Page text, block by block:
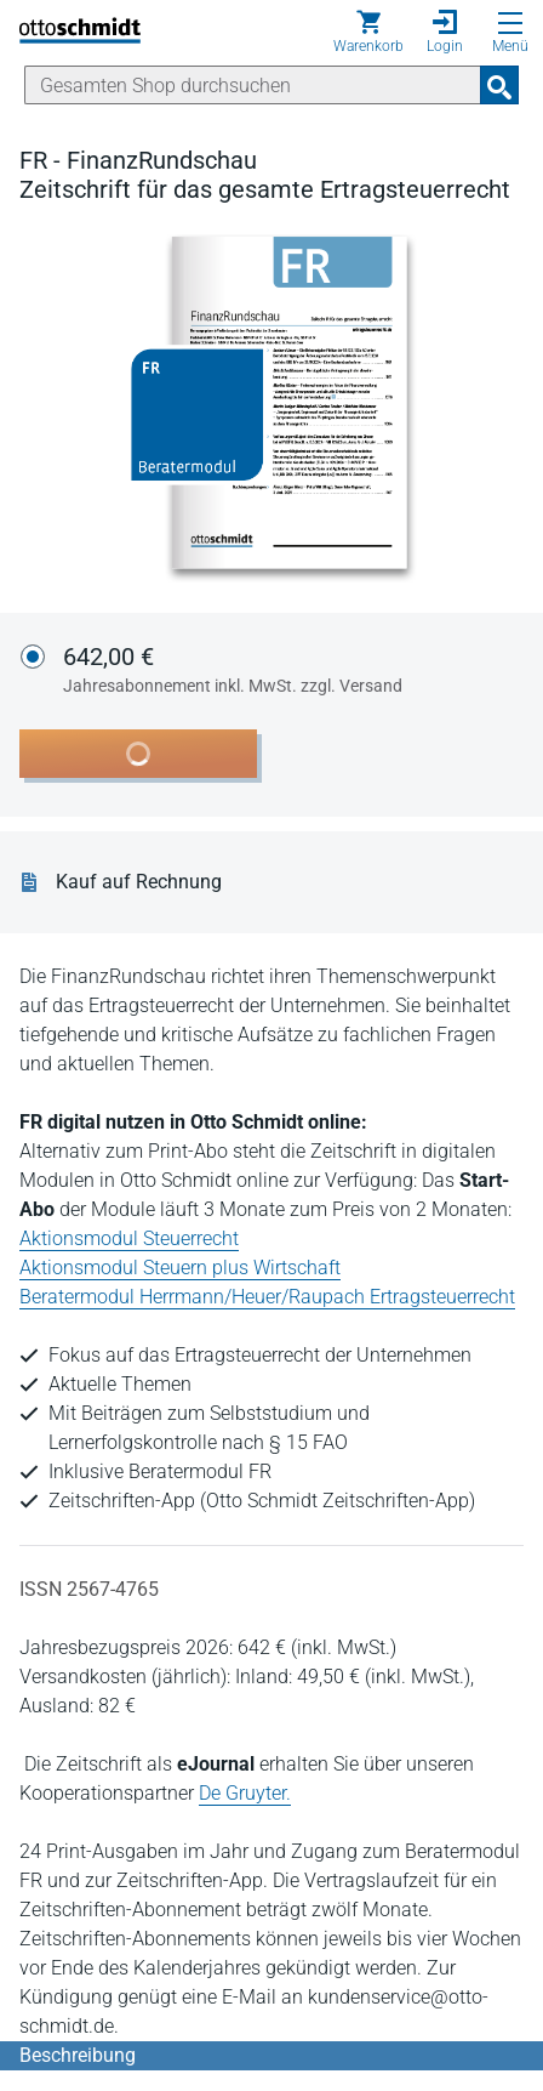
Direkt zum Inhalt
Warenkorb Login Menü
FR - FinanzRundschau
Zeitschrift für das gesamte Ertragsteuerrecht
Die FinanzRundschau richtet ihren Themenschwerpunkt
auf das Ertragsteuerrecht der Unternehmen. Sie beinhaltet
tiefgehende und kritische Aufsätze zu fachlichen Fragen
und aktuellen Themen.
FR digital nutzen in Otto Schmidt online:
Alternativ zum Print-Abo steht die Zeitschrift in digitalen
Modulen in Otto Schmidt online zur Verfügung: Das Start-
Abo der Module läuft 3 Monate zum Preis von 2 Monaten:
Aktionsmodul Steuerrecht
Aktionsmodul Steuern plus Wirtschaft
Beratermodul Herrmann/Heuer/Raupach Ertragsteuerrecht
Fokus auf das Ertragsteuerrecht der Unternehmen
Aktuelle Themen
Mit Beiträgen zum Selbststudium und
Lernerfolgskontrolle nach § 15 FAO
Inklusive Beratermodul FR
Zeitschriften-App (Otto Schmidt Zeitschriften-App)
ISSN 2567-4765
Jahresbezugspreis 2026: 642 € (inkl. MwSt.)
Versandkosten (jährlich): Inland: 49,50 € (inkl. MwSt.),
Ausland: 82 €
Die Zeitschrift als eJournal erhalten Sie über unseren
Kooperationspartner De Gruyter.
24 Print-Ausgaben im Jahr und Zugang zum Beratermodul
FR und zur Zeitschriften-App. Die Vertragslaufzeit für ein
Zeitschriften-Abonnement beträgt zwölf Monate.
Zeitschriften-Abonnements können jeweils bis vier Wochen
vor Ende des Kalenderjahres gekündigt werden. Zur
Kündigung genügt eine E-Mail an kundenservice@otto-
schmidt.de.
642,00 €
Jahresabonnement inkl. MwSt. zzgl. Versand
In den Warenkorb
Kauf auf Rechnung
Beschreibung